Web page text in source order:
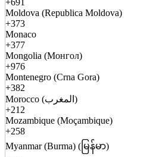
+691
Moldova (Republica Moldova)
+373
Monaco
+377
Mongolia (Монгол)
+976
Montenegro (Crna Gora)
+382
Morocco (المغرب)
+212
Mozambique (Moçambique)
+258
Myanmar (Burma) (မြန်မာ)